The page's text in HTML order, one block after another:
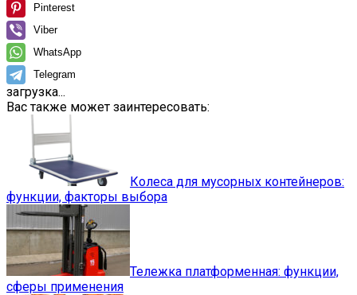
Pinterest
Viber
WhatsApp
Telegram
загрузка...
Вас также может заинтересовать:
Колеса для мусорных контейнеров:
функции, факторы выбора
Тележка платформенная: функции,
сферы применения